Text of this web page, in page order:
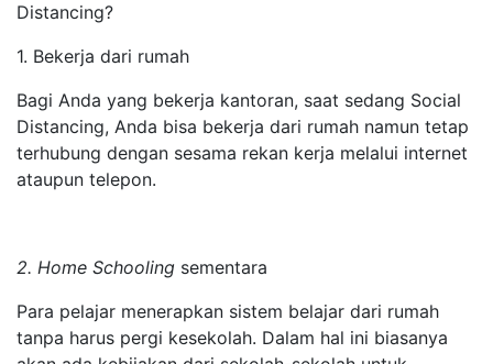
Distancing?
1. Bekerja dari rumah
Bagi Anda yang bekerja kantoran, saat sedang Social
Distancing, Anda bisa bekerja dari rumah namun tetap
terhubung dengan sesama rekan kerja melalui internet
ataupun telepon.
2. Home Schooling sementara
Para pelajar menerapkan sistem belajar dari rumah
tanpa harus pergi kesekolah. Dalam hal ini biasanya